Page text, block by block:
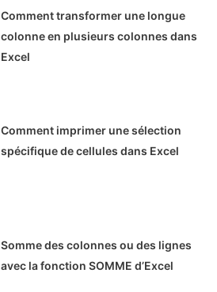
Comment transformer une longue
colonne en plusieurs colonnes dans
Excel
Comment imprimer une sélection
spécifique de cellules dans Excel
Somme des colonnes ou des lignes
avec la fonction SOMME d’Excel